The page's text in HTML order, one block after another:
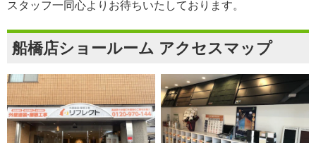
スタッフ一同心よりお待ちいたしております。
船橋店ショールーム アクセスマップ